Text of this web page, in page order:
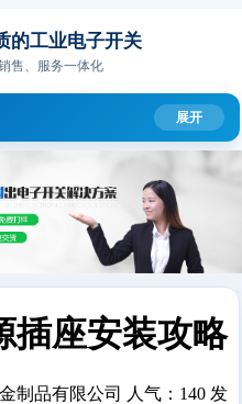
的工业电子开关
售、服务一体化
插座安装攻略
制品有限公司 人气：140 发